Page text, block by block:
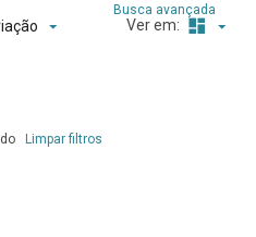
Busca avançada
Ver em:
Limpar filtros